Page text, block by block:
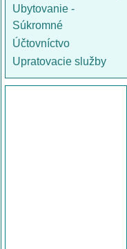
Ubytovanie -
Súkromné
Účtovníctvo
Upratovacie služby